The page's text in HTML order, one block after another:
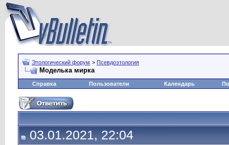
Этологический форум > Псевдоэтология
Моделька мирка
Справка Пользователи Календарь
03.01.2021, 22:04